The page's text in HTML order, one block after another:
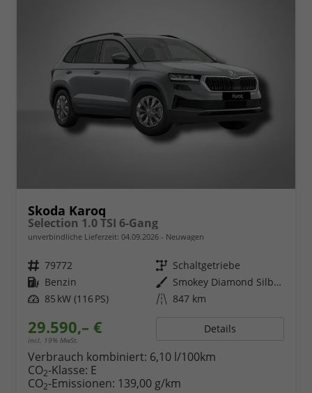
Skoda Karoq
Selection 1.0 TSI 6-Gang
unverbindliche Lieferzeit: 04.09.2026 Neuwagen
Fahrzeugnr. 79772 Getriebe Schaltgetriebe
Kraftstoff Benzin Außenfarbe
Smokey Diamond Silber Metallic
Leistung 85 kW (116 PS) Kilometerstand 847 km
29.590,– €
incl. 19% MwSt.
Details
Verbrauch kombiniert: 6,10 l/100km
CO2-Klasse: E
CO2-Emissionen: 139,00 g/km